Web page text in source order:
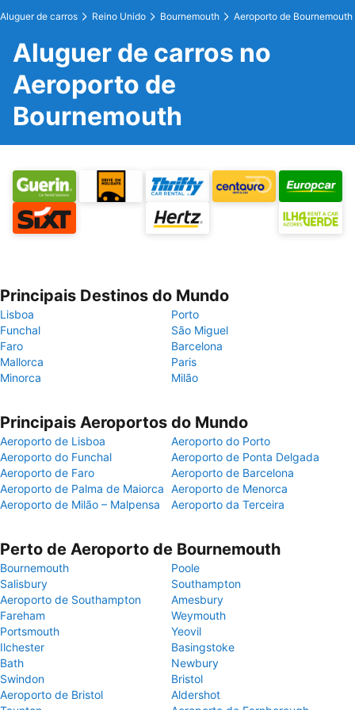
Aluguer de carros Reino Unido Bournemouth Aeroporto de Bournemouth
Aluguer de carros no
Aeroporto de
Bournemouth
Principais Destinos do Mundo
Lisboa
Porto
Funchal
São Miguel
Faro
Barcelona
Mallorca
Paris
Minorca
Milão
Principais Aeroportos do Mundo
Aeroporto de Lisboa
Aeroporto do Porto
Aeroporto do Funchal
Aeroporto de Ponta Delgada
Aeroporto de Faro
Aeroporto de Barcelona
Aeroporto de Palma de Maiorca Aeroporto de Menorca
Aeroporto de Milão – Malpensa
Aeroporto da Terceira
Perto de Aeroporto de Bournemouth
Bournemouth
Poole
Salisbury
Southampton
Aeroporto de Southampton
Amesbury
Fareham
Weymouth
Portsmouth
Yeovil
Ilchester
Basingstoke
Bath
Newbury
Swindon
Bristol
Aeroporto de Bristol
Aldershot